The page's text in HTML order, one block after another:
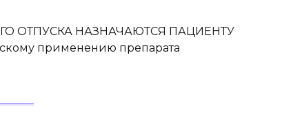
ОТПУСКА НАЗНАЧАЮТСЯ ПАЦИЕНТУ
применению препарата